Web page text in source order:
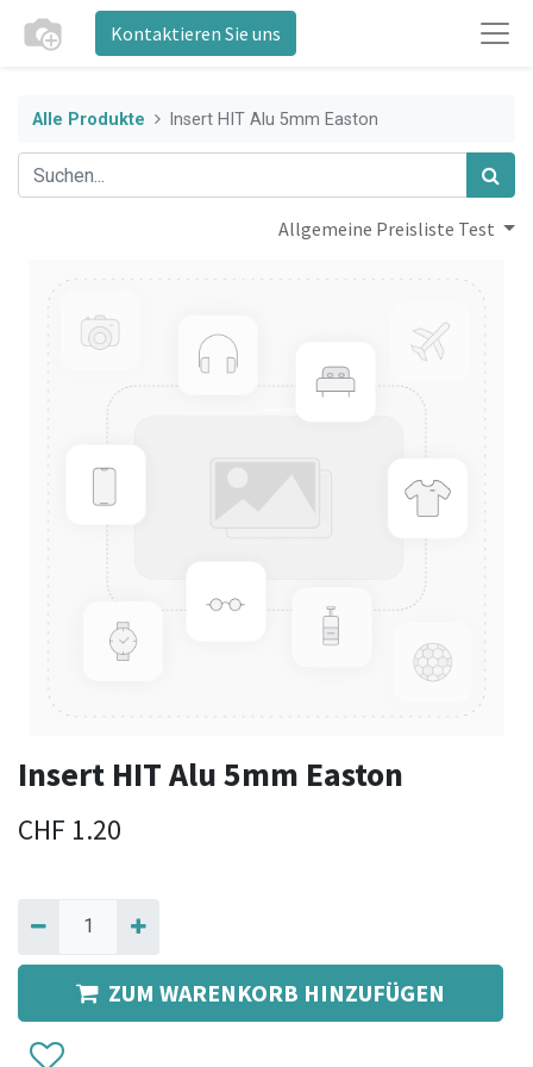
Kontaktieren Sie uns
Alle Produkte Insert HIT Alu 5mm Easton
Allgemeine Preisliste Test
Insert HIT Alu 5mm Easton
CHF 1.20
ZUM WARENKORB HINZUFÜGEN